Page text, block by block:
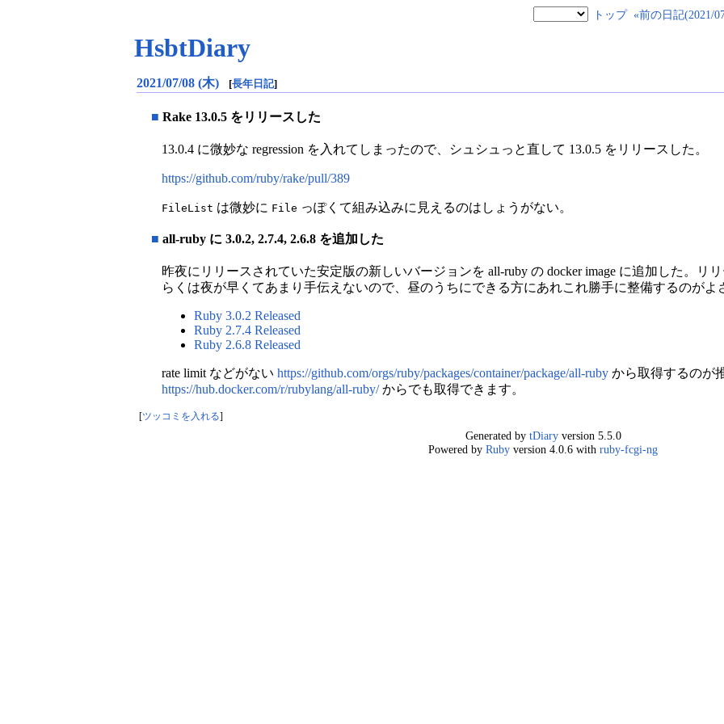
トップ «前の日記(2021/
HsbtDiary
2021/07/08 (木) [長年日記]
■ Rake 13.0.5 をリリースした
13.0.4 に微妙な regression を入れてしまったので、シュシュっと直して 13.0.5 をリリースした。
https://github.com/ruby/rake/pull/389
FileList は微妙に File っぽくて組み込みに見えるのはしょうがない。
■ all-ruby に 3.0.2, 2.7.4, 2.6.8 を追加した
昨夜にリリースされていた安定版の新しいバージョンを all-ruby の docker image に追加した。リ
らくは夜が早くてあまり手伝えないので、昼のうちにできる方にあれこれ勝手に整備するのがよ
Ruby 3.0.2 Released
Ruby 2.7.4 Released
Ruby 2.6.8 Released
rate limit などがない https://github.com/orgs/ruby/packages/container/package/all-ruby から取得するのが
https://hub.docker.com/r/rubylang/all-ruby/からでも取得できます。
ツッコミを入れる
Generated by tDiaryversion 5.5.0
Powered by Ruby version 4.0.6 with ruby-fcgi-ng